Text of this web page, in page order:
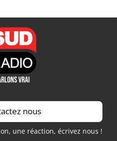
nous
une réaction, écrivez nous !